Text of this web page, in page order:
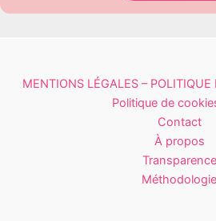
MENTIONS LÉGALES –
Politique de
Contact
À propos
Transparence
Méthodologie